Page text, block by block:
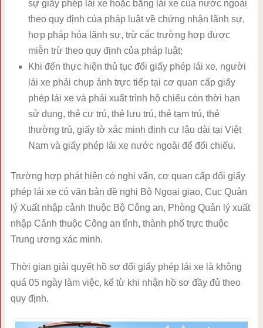
sự giấy phép lái xe hoặc bằng lái xe của nước ngoài
theo quy định của pháp luật về chứng nhận lãnh sự,
hợp pháp hóa lãnh sự, trừ các trường hợp được
miễn trừ theo quy định của pháp luật;
Khi đến thực hiện thủ tục đổi giấy phép lái xe, người
lái xe phải chụp ảnh trực tiếp tại cơ quan cấp giấy
phép lái xe và phải xuất trình hộ chiếu còn thời hạn
sử dụng, thẻ cư trú, thẻ lưu trú, thẻ tạm trú, thẻ
thường trú, giấy tờ xác minh định cư lâu dài tại Việt
Nam và giấy phép lái xe nước ngoài để đối chiếu.
Trường hợp phát hiện có nghi vấn, cơ quan cấp đổi giấy
phép lái xe có văn bản đề nghị Bộ Ngoại giao, Cục Quản
lý Xuất nhập cảnh thuộc Bộ Công an, Phòng Quản lý xuất
nhập Cảnh thuộc Công an tỉnh, thành phố trực thuộc
Trung ương xác minh.
Thời gian giải quyết hồ sơ đổi giấy phép lái xe là không
quá 05 ngày làm việc, kể từ khi nhận hồ sơ đầy đủ theo
quy định.